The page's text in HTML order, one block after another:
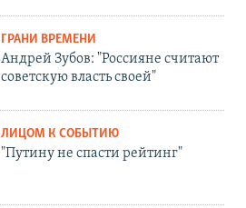
ГРАНИ ВРЕМЕНИ
Андрей Зубов: "Россияне считают
советскую власть своей"
ЛИЦОМ К СОБЫТИЮ
"Путину не спасти рейтинг"